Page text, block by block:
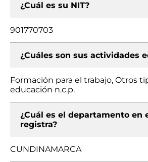
¿Cuál es su NIT?
901770703
¿Cuáles son sus actividades
Formación para el trabajo, Otros
educación n.c.p.
¿Cuál es el departamento en
registra?
CUNDINAMARCA